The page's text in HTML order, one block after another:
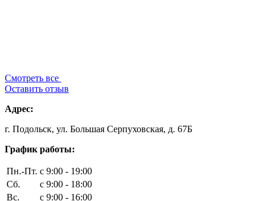
Смотреть все
Оставить отзыв
Адрес:
г. Подольск, ул. Большая Серпуховская, д. 67Б
График работы:
Пн.-Пт. с 9:00 - 19:00
Сб.
с 9:00 - 18:00
Вс.
с 9:00 - 16:00